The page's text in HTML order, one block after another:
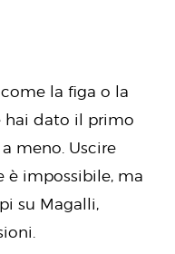
la figa o la
hai dato il primo
meno. Uscire
è impossibile, ma
su Magalli,